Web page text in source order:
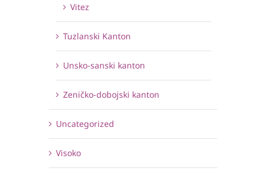
Vitez
Tuzlanski Kanton
Unsko-sanski kanton
Zeničko-dobojski kanton
Uncategorized
Visoko